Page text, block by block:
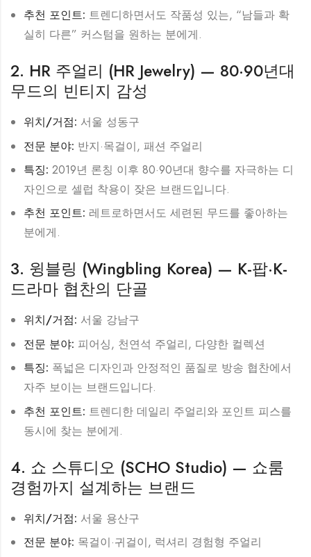
추천 포인트: 트렌디하면서도 작품성 있는, “남들과 확
실히 다른” 커스텀을 원하는 분에게.
2. HR 주얼리 (HR Jewelry) — 80·90년대
무드의 빈티지 감성
위치/거점: 서울 성동구
전문 분야: 반지·목걸이, 패션 주얼리
특징: 2019년 론칭 이후 80·90년대 향수를 자극하는 디
자인으로 셀럽 착용이 잦은 브랜드입니다.
추천 포인트: 레트로하면서도 세련된 무드를 좋아하는
분에게.
3. 윙블링 (Wingbling Korea) — K-팝·K-
드라마 협찬의 단골
위치/거점: 서울 강남구
전문 분야: 피어싱, 천연석 주얼리, 다양한 컬렉션
특징: 폭넓은 디자인과 안정적인 품질로 방송 협찬에서
자주 보이는 브랜드입니다.
추천 포인트: 트렌디한 데일리 주얼리와 포인트 피스를
동시에 찾는 분에게.
4. 쇼 스튜디오 (SCHO Studio) — 쇼룸
경험까지 설계하는 브랜드
위치/거점: 서울 용산구
전문 분야: 목걸이·귀걸이, 럭셔리 경험형 주얼리